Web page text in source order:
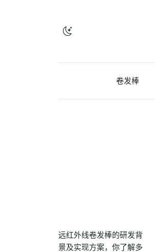
卷发棒
远红外线卷发棒的研发背
景及实现方案，你了解多